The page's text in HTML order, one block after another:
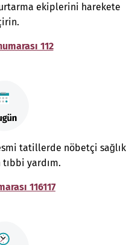
ekiplerini harekete
112
tatillerde nöbetçi sağlık
yardım.
116117